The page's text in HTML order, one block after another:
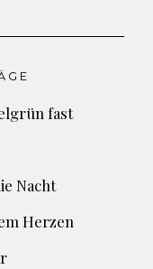
fast
Nacht
Herzen